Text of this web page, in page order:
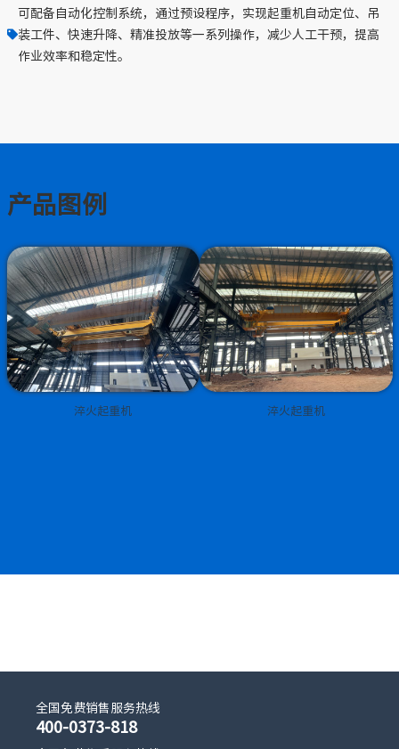
可配备自动化控制系统，通过预设程序，实现起重机自动定位、吊
装工件、快速升降、精准投放等一系列操作，减少人工干预，提高
作业效率和稳定性。
产品图例
淬火起重机 淬火起重机
全国免费销售服务热线
400-0373-818